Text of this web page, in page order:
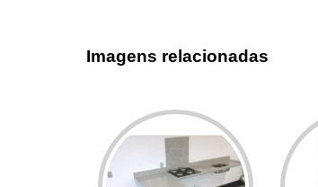
Imagens relacionadas